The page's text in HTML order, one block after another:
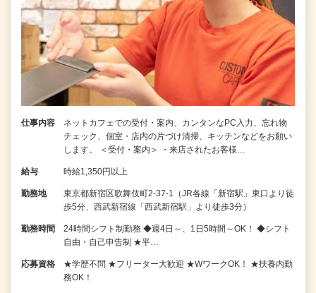
仕事内容
ネットカフェでの受付・案内、カンタンなPC入力、忘れ物
チェック、個室・店内の片づけ清掃、キッチンなどをお願い
します。 ＜受付・案内＞ ・来店されたお客様…
給与 時給1,350円以上
勤務地
東京都新宿区歌舞伎町2-37-1（JR各線「新宿駅」東口より徒
歩5分、西武新宿線「西武新宿駅」より徒歩3分）
勤務時間
24時間シフト制勤務 ◆週4日～、1日5時間～OK！ ◆シフト
自由・自己申告制 ★平…
応募資格
★学歴不問 ★フリーター大歓迎 ★WワークOK！ ★扶養内勤
務OK！